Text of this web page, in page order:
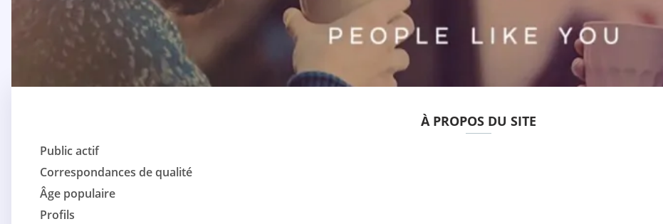
À PROPOS DU SITE
Public actif
Correspondances de qualité
Âge populaire
Profils